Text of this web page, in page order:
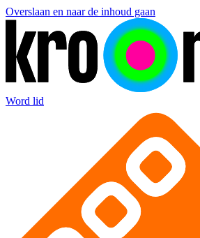
Overslaan en naar de inhoud gaan
Word lid